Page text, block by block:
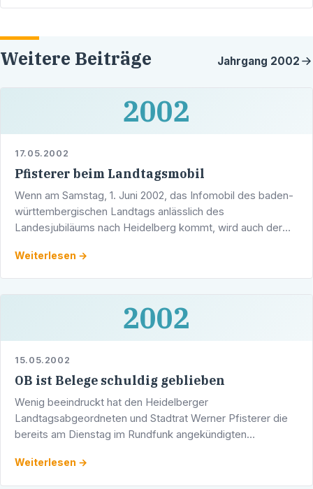
Weitere Beiträge Jahrgang 2002
2002
17.05.2002
Pfisterer beim Landtagsmobil
Wenn am Samstag, 1. Juni 2002, das Infomobil des baden-
württembergischen Landtags anlässlich des
Landesjubiläums nach Heidelberg kommt, wird auch der
von 10 - 18 Uhr …
Weiterlesen →
2002
15.05.2002
OB ist Belege schuldig geblieben
Wenig beeindruckt hat den Heidelberger
Landtagsabgeordneten und Stadtrat Werner Pfisterer die
bereits am Dienstag im Rundfunk angekündigten
Weiterlesen →